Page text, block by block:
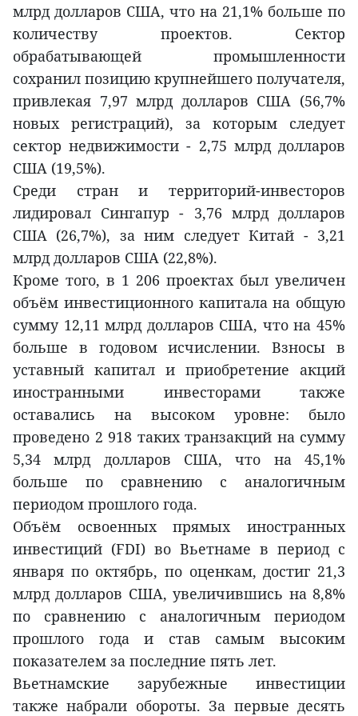
млрд долларов США, что на 21,1% больше по
количеству проектов. Сектор
обрабатывающей промышленности
сохранил позицию крупнейшего получателя,
привлекая 7,97 млрд долларов США (56,7%
новых регистраций), за которым следует
сектор недвижимости - 2,75 млрд долларов
США (19,5%).
Среди стран и территорий-инвесторов
лидировал Сингапур - 3,76 млрд долларов
США (26,7%), за ним следует Китай - 3,21
млрд долларов США (22,8%).
Кроме того, в 1 206 проектах был увеличен
объём инвестиционного капитала на общую
сумму 12,11 млрд долларов США, что на 45%
больше в годовом исчислении. Взносы в
уставный капитал и приобретение акций
иностранными инвесторами также
оставались на высоком уровне: было
проведено 2 918 таких транзакций на сумму
5,34 млрд долларов США, что на 45,1%
больше по сравнению с аналогичным
периодом прошлого года.
Объём освоенных прямых иностранных
инвестиций (FDI) во Вьетнаме в период с
января по октябрь, по оценкам, достиг 21,3
млрд долларов США, увеличившись на 8,8%
по сравнению с аналогичным периодом
прошлого года и став самым высоким
показателем за последние пять лет.
Вьетнамские зарубежные инвестиции
также набрали обороты. За первые десять